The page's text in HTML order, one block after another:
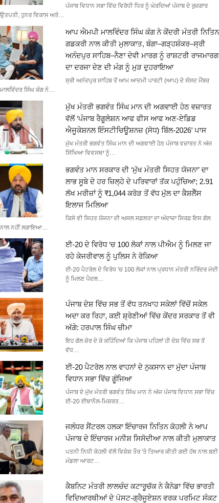
ਪੰਜਾਬ ਵਿਧਾਨ ਸਭਾ ਵਿੱਚ ਵਿਰੋਧੀ ਧਿਰ ਨੂੰ ਘੇਰਦਿਆਂ ਪੰਜਾਬ ਦੇ ਰੁਜ਼ਗਾਰ
ਉਤਪਤੀ, ਹੁਨਰ ਵਿਕਾਸ ਅਤੇ…
ਆਪ ਐਮਪੀ ਮਾਲਵਿੰਦਰ ਸਿੰਘ ਕੰਗ ਨੇ ਕੇਂਦਰੀ ਮੰਤਰੀ ਨਿਤਿਨ
ਗਡਕਰੀ ਨਾਲ ਕੀਤੀ ਮੁਲਾਕਾਤ, ਬੰਗਾ–ਗੜ੍ਹਸ਼ੰਕਰ–ਸ੍ਰੀ
ਅਨੰਦਪੁਰ ਸਾਹਿਬ–ਨੈਣਾ ਦੇਵੀ ਮਾਰਗ ਨੂੰ ਰਾਸ਼ਟਰੀ ਰਾਜਮਾਰਗ
ਦਾ ਦਰਜਾ ਦੇਣ ਦੀ ਮੰਗ ਨੂੰ ਮੁੜ ਦੁਹਰਾਇਆ
ਸ੍ਰੀ ਅਨੰਦਪੁਰ ਸਾਹਿਬ ਤੋਂ ਆਮ ਆਦਮੀ ਪਾਰਟੀ (ਆਪ) ਦੇ ਸੰਸਦ ਮੈਂਬਰ
ਮਾਲਵਿੰਦਰ ਸਿੰਘ ਕੰਗ ਨੇ…
ਮੁੱਖ ਮੰਤਰੀ ਭਗਵੰਤ ਸਿੰਘ ਮਾਨ ਦੀ ਅਗਵਾਈ ਹੇਠ ਵਜ਼ਾਰਤ
ਵੱਲੋਂ ‘ਪੰਜਾਬ ਰੈਗੂਲੇਸ਼ਨ ਆਫ ਫੀਸ ਆਫ ਅਣ-ਏਡਿਡ
ਐਜੂਕੇਸ਼ਨਲ ਇੰਸਟੀਚਿਊਸ਼ਨਜ਼ (ਸੋਧ) ਬਿੱਲ-2026’ ਪਾਸ
ਮੁੱਖ ਮੰਤਰੀ ਭਗਵੰਤ ਸਿੰਘ ਮਾਨ ਦੀ ਅਗਵਾਈ ਹੇਠ ਪੰਜਾਬ ਵਜ਼ਾਰਤ ਨੇ ਅੱਜ
ਸਿੱਖਿਆ ਵਿਵਸਥਾ ਨੂੰ…
ਭਗਵੰਤ ਮਾਨ ਸਰਕਾਰ ਦੀ ‘ਮੁੱਖ ਮੰਤਰੀ ਸਿਹਤ ਯੋਜਨਾ’ ਦਾ
ਲਾਭ ਸੂਬੇ ਦੇ ਹਰ ਜ਼ਿਲ੍ਹੇ ਦੇ ਪਰਿਵਾਰਾਂ ਤੱਕ ਪਹੁੰਚਿਆ; 2.91
ਲੱਖ ਮਰੀਜ਼ਾਂ ਨੂੰ ₹1,044 ਕਰੋੜ ਤੋਂ ਵੱਧ ਮੁੱਲ ਦਾ ਕੈਸ਼ਲੈੱਸ
ਇਲਾਜ ਮਿਲਿਆ
ਕਿਸੇ ਵੀ ਸਿਹਤ ਯੋਜਨਾ ਦੀ ਅਸਲ ਸਫ਼ਲਤਾ ਦਾ ਅੰਦਾਜ਼ਾ ਸਿਰਫ਼ ਇਸ ਗੱਲ
ਨਾਲ ਨਹੀਂ ਲਗਾਇਆ…
ਈ-20 ਦੇ ਵਿਰੋਧ ‘ਚ 100 ਲੋਕਾਂ ਨਾਲ ਪੀਐਮ ਨੂੰ ਮਿਲਣ ਜਾ
ਰਹੇ ਕੇਜਰੀਵਾਲ ਨੂੰ ਪੁਲਿਸ ਨੇ ਰੋਕਿਆ
ਈ-20 ਪੈਟਰੋਲ ਦੇ ਵਿਰੋਧ 'ਚ 100 ਲੋਕਾਂ ਨਾਲ ਪ੍ਰਧਾਨ ਮੰਤਰੀ ਨਰਿੰਦਰ ਮੋਦੀ
ਨੂੰ ਮਿਲਣ ਪੈਦਲ…
ਪੰਜਾਬ ਦੇਸ਼ ਵਿੱਚ ਸਭ ਤੋਂ ਵੱਧ ਤਨਖਾਹ ਸਕੇਲਾਂ ਵਿੱਚੋਂ ਸਕੇਲ
ਅਦਾ ਕਰ ਰਿਹਾ, ਕਈ ਸ਼੍ਰੇਣੀਆਂ ਵਿੱਚ ਕੇਂਦਰ ਸਰਕਾਰ ਤੋਂ ਵੀ
ਅੱਗੇ: ਹਰਪਾਲ ਸਿੰਘ ਚੀਮਾ
ਇਹ ਗੱਲ ਜ਼ੋਰ ਦੇ ਕੇ ਕਹਿੰਦਿਆਂ ਕਿ ਪੰਜਾਬ ਪਹਿਲਾਂ ਹੀ ਦੇਸ਼ ਵਿੱਚ ਸਭ ਤੋਂ
ਵੱਧ…
ਈ-20 ਪੈਟਰੋਲ ਨਾਲ ਵਾਹਨਾਂ ਦੇ ਨੁਕਸਾਨ ਦਾ ਮੁੱਦਾ ਪੰਜਾਬ
ਵਿਧਾਨ ਸਭਾ ਵਿੱਚ ਗੂੰਜਿਆ
ਪੰਜਾਬ ਦੇ ਮੁੱਖ ਮੰਤਰੀ ਭਗਵੰਤ ਸਿੰਘ ਮਾਨ ਨੇ ਅੱਜ ਪੰਜਾਬ ਵਿਧਾਨ ਸਭਾ ਵਿੱਚ
ਈ-20 ਈਥਾਨੌਲ-ਮਿਸ਼ਰਤ…
ਜਲੰਧਰ ਸੈਂਟਰਲ ਹਲਕਾ ਇੰਚਾਰਜ ਨਿਤਿਨ ਕੋਹਲੀ ਨੇ ਆਪ
ਪੰਜਾਬ ਦੇ ਇੰਚਾਰਜ ਮਨੀਸ਼ ਸਿਸੋਦੀਆ ਨਾਲ ਕੀਤੀ ਮੁਲਾਕਾਤ
ਪਤਨੀ ਨਿਧੀ ਕੋਹਲੀ ਵੱਲੋਂ ਵਿਸ਼ੇਸ਼ ਤੌਰ 'ਤੇ ਤਿਆਰ ਕੀਤੀ ਗਈ ਹੱਥ ਨਾਲ ਬਣੀ
ਮੰਡਲਾ ਆਰਟ…
ਕੈਬਨਿਟ ਮੰਤਰੀ ਲਾਲਚੰਦ ਕਟਾਰੂਚੱਕ ਨੇ ਕੈਨੇਡਾ ਵਿੱਚ ਭਾਰਤੀ
ਵਿਦਿਆਰਥੀਆਂ ਦੇ ਪੋਸਟ-ਗ੍ਰੈਜੂਏਸ਼ਨ ਵਰਕ ਪਰਮਿਟ ਸੰਕਟ